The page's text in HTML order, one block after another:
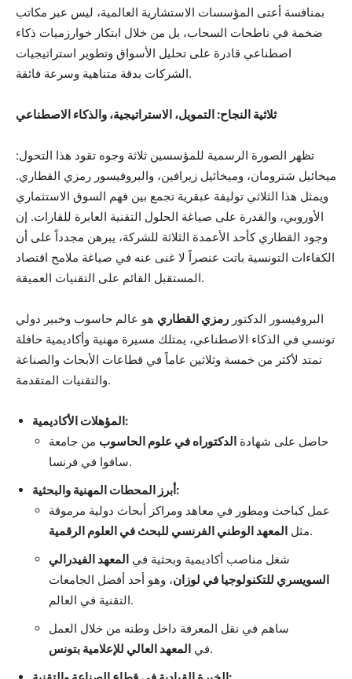
بمنافسة أعتى المؤسسات الاستشارية العالمية، ليس عبر مكاتب
ضخمة في ناطحات السحاب، بل من خلال ابتكار خوارزميات ذكاء
اصطناعي قادرة على تحليل الأسواق وتطوير استراتيجيات
الشركات بدقة متناهية وسرعة فائقة.
ثلاثية النجاح: التمويل، الاستراتيجية، والذكاء الاصطناعي
تظهر الصورة الرسمية للمؤسسين ثلاثة وجوه تقود هذا التحول:
ميخائيل شترومان، وميخائيل زيرافين، والبروفيسور رمزي القطاري.
ويمثل هذا الثلاثي توليفة عبقرية تجمع بين فهم السوق الاستثماري
الأوروبي، والقدرة على صياغة الحلول التقنية العابرة للقارات. إن
وجود القطاري كأحد الأعمدة الثلاثة للشركة، يبرهن مجدداً على أن
الكفاءات التونسية باتت عنصراً لا غنى عنه في صياغة ملامح اقتصاد
المستقبل القائم على التقنيات العميقة.
البروفيسور الدكتور رمزي القطاري هو عالم حاسوب وخبير دولي
تونسي في الذكاء الاصطناعي، يمتلك مسيرة مهنية وأكاديمية حافلة
تمتد لأكثر من خمسة وثلاثين عاماً في قطاعات الأبحاث والصناعة
والتقنيات المتقدمة.
المؤهلات الأكاديمية:
حاصل على شهادة الدكتوراه في علوم الحاسوب من جامعة
سافوا في فرنسا.
أبرز المحطات المهنية والبحثية:
عمل كباحث ومطور في معاهد ومراكز أبحاث دولية مرموقة
مثل المعهد الوطني الفرنسي للبحث في العلوم الرقمية
.
شغل مناصب أكاديمية وبحثية في المعهد الفيدرالي
السويسري للتكنولوجيا في لوزان، وهو أحد أفضل الجامعات
التقنية في العالم.
ساهم في نقل المعرفة داخل وطنه من خلال العمل
في المعهد العالي للإعلامية بتونس
.